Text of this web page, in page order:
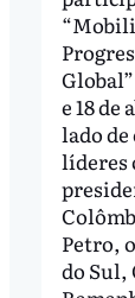
e 18 de
lado
líderes
Petro,
do